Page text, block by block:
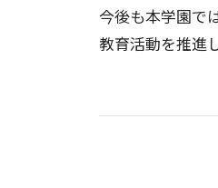
今後も本学園で
教育活動を推進